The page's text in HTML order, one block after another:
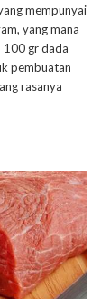
mempunyai
yang mana
100 gr dada
pembuatan
rasanya